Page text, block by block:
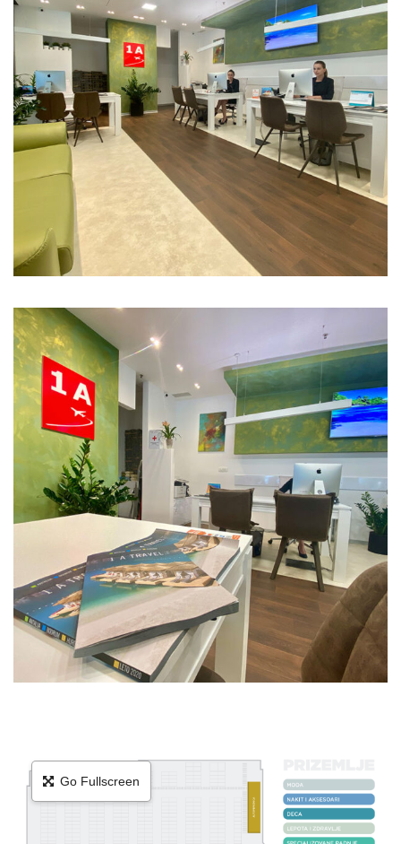
Go Fullscreen